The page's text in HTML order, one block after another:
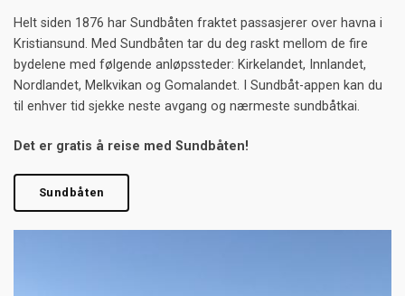
Helt siden 1876 har Sundbåten fraktet passasjerer over havna i
Kristiansund. Med Sundbåten tar du deg raskt mellom de fire
bydelene med følgende anløpssteder: Kirkelandet, Innlandet,
Nordlandet, Melkvikan og Gomalandet. I Sundbåt-appen kan du
til enhver tid sjekke neste avgang og nærmeste sundbåtkai.
Det er gratis å reise med Sundbåten!
Sundbåten